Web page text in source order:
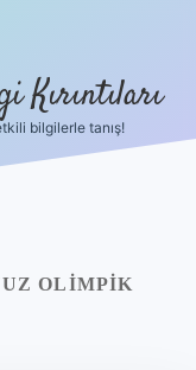
Kırıntıları
bilgilerle tanış!
OLIMPIK